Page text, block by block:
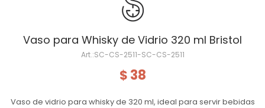
Vaso para Whisky de Vidrio 320 ml Bristol
SC-CS-2511-SC-CS-2511
$ 38
Vaso de vidrio para whisky de 320 ml, ideal para servir bebidas